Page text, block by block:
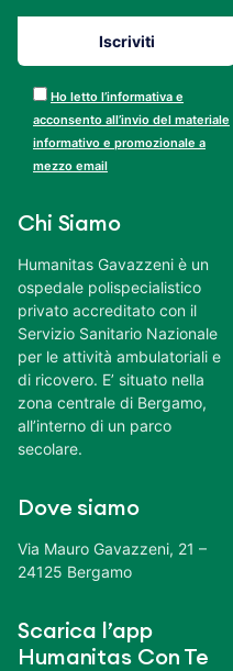
Ho letto l’informativa e
acconsento all’invio del materiale
informativo e promozionale a
mezzo email
Chi Siamo
Humanitas Gavazzeni è un
ospedale polispecialistico
privato accreditato con il
Servizio Sanitario Nazionale
per le attività ambulatoriali e
di ricovero. E’ situato nella
zona centrale di Bergamo,
all’interno di un parco
secolare.
Dove siamo
Via Mauro Gavazzeni, 21 –
24125 Bergamo
Scarica l’app
Humanitas Con Te